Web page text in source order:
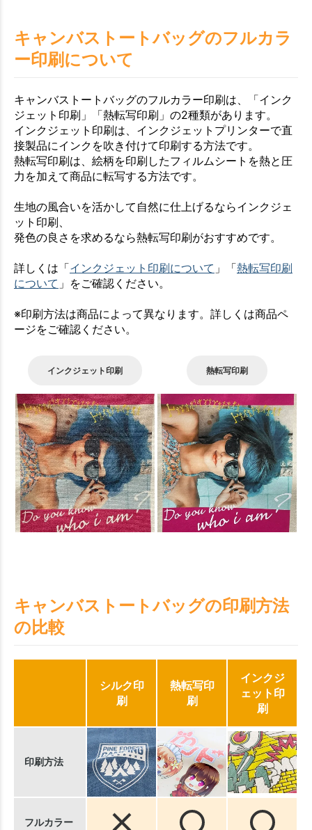
キャンバストートバッグのフルカラ
ー印刷について
キャンバストートバッグのフルカラー印刷は、「インク
ジェット印刷」「熱転写印刷」の2種類があります。
インクジェット印刷は、インクジェットプリンターで直
接製品にインクを吹き付けて印刷する方法です。
熱転写印刷は、絵柄を印刷したフィルムシートを熱と圧
力を加えて商品に転写する方法です。
生地の風合いを活かして自然に仕上げるならインクジェ
ット印刷、
発色の良さを求めるなら熱転写印刷がおすすめです。
詳しくは「インクジェット印刷について 」「熱転写印刷
について 」をご確認ください。
※印刷方法は商品によって異なります。詳しくは商品ペ
ージをご確認ください。
インクジェット印刷 熱転写印刷
キャンバストートバッグの印刷方法
の比較
シルク印
刷
熱転写印
刷
インクジ
ェット印
刷
印刷方法
フルカラー